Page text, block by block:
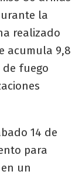
la
realizado
acumula 9,8
de fuego
14 de
para
un